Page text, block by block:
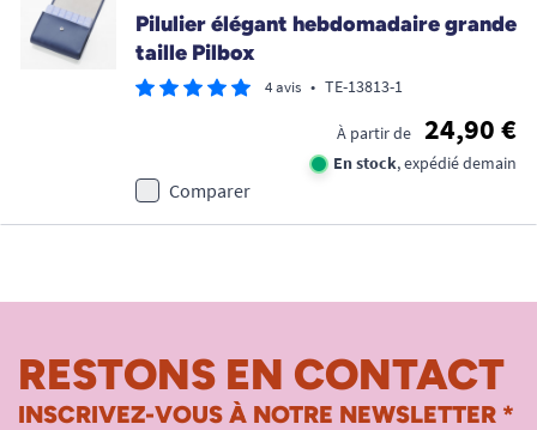
Pilulier élégant hebdomadaire grande
taille Pilbox
4 avis • TE-13813-1
À partir de 24,90 €
En stock, expédié demain
Comparer
RESTONS EN CONTACT
INSCRIVEZ-VOUS À NOTRE NEWSLETTER *